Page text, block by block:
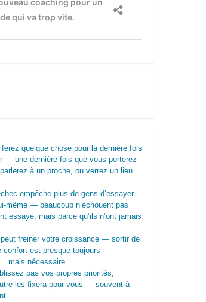
quelque chose pour la dernière fois
— une dernière fois que vous porterez
à un proche, ou verrez un lieu
empêche plus de gens d’essayer
même — beaucoup n’échouent pas
essayé, mais parce qu’ils n’ont jamais
freiner votre croissance — sortir de
confort est presque toujours
mais nécessaire.
pas vos propres priorités,
les fixera pour vous — souvent à